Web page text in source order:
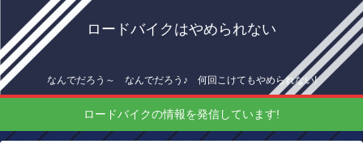
ロードバイクはやめられない
なんでだろう～ なんでだろう♪ 何回こけてもやめられない!
ロードバイクの情報を発信しています!